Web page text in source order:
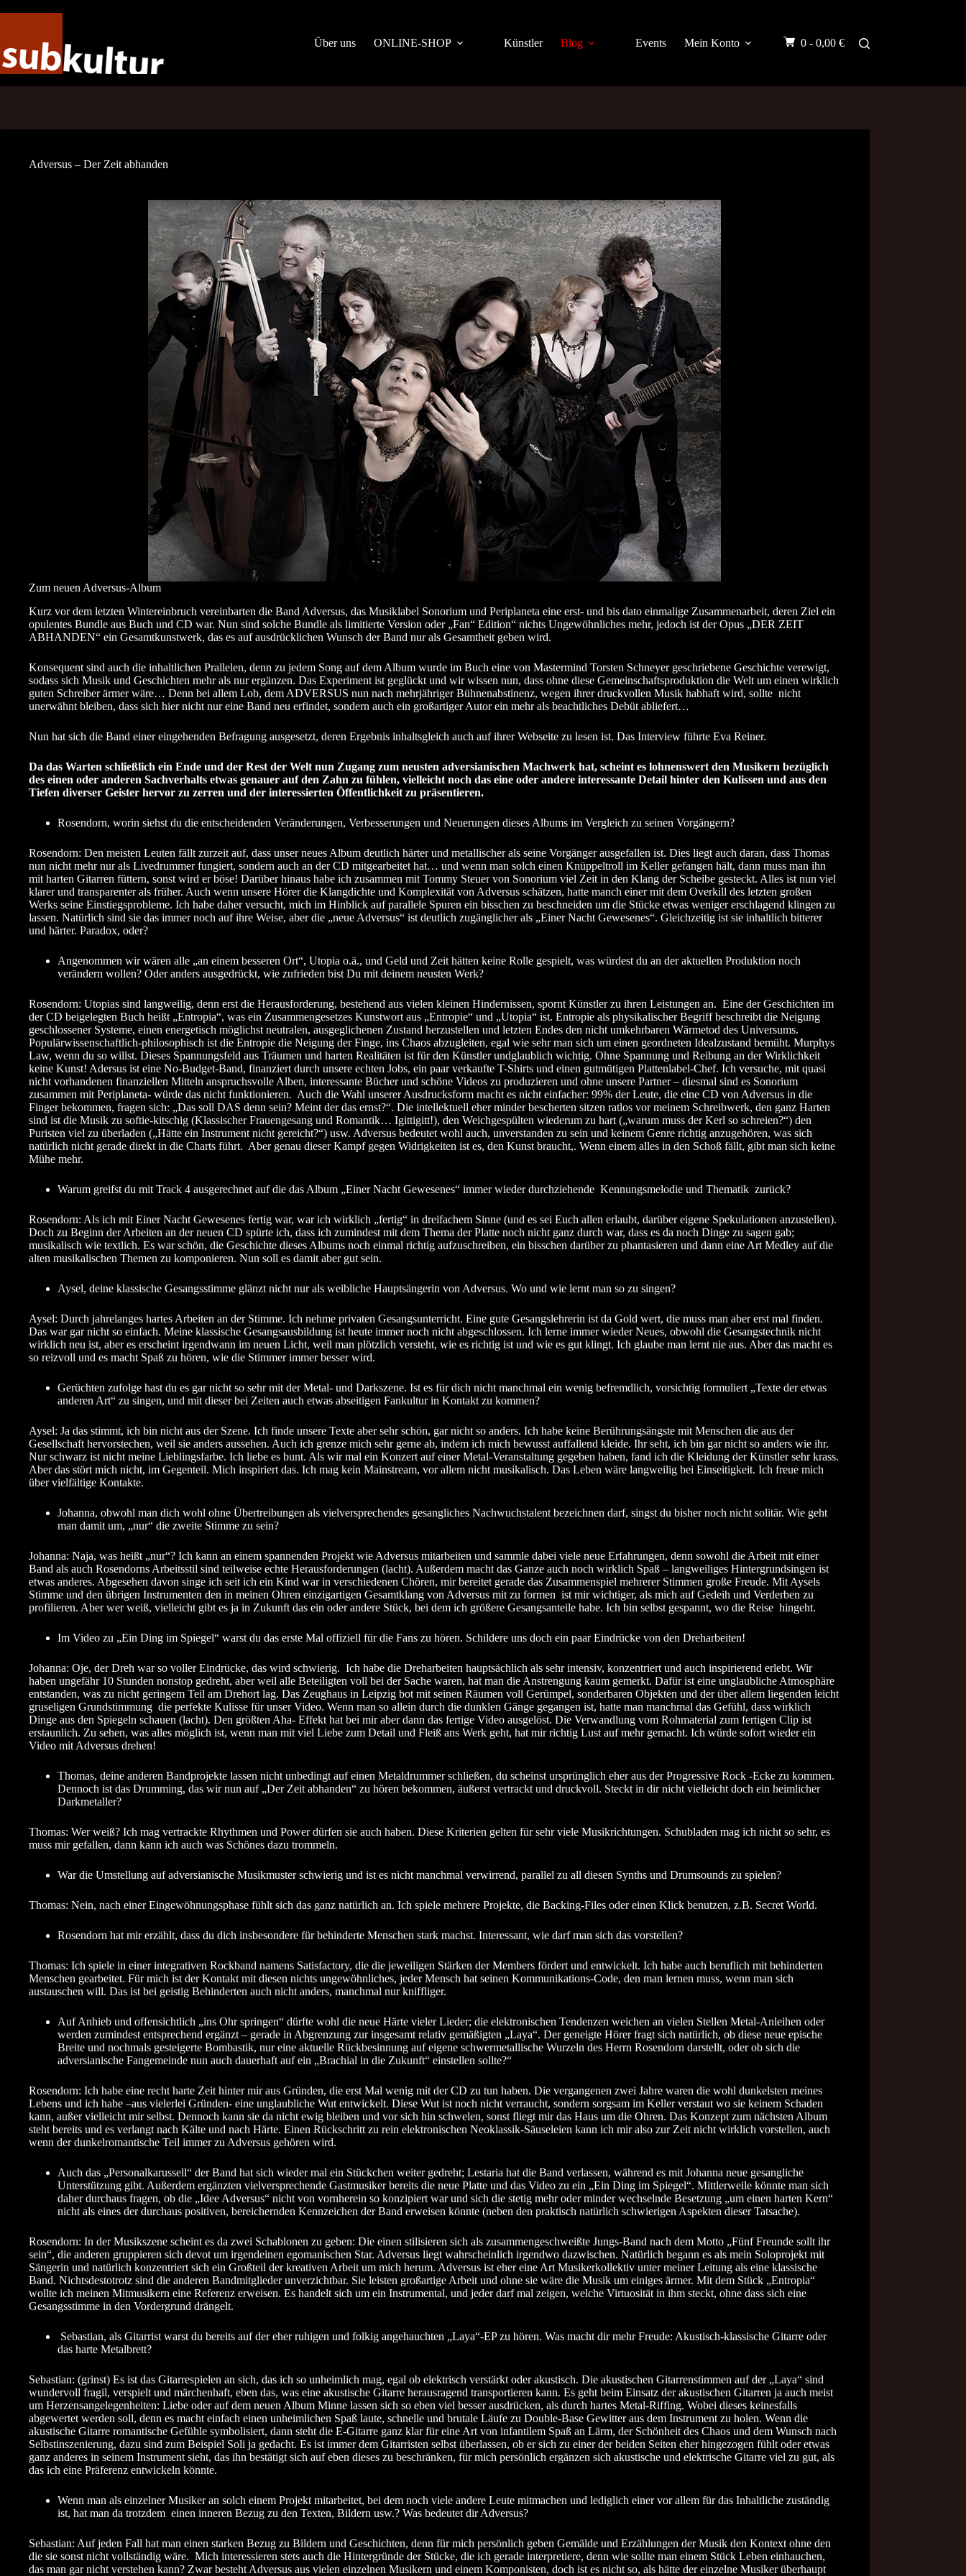
Über uns
ONLINE-SHOP Künstler Blog Events Mein Konto 0 - 0,00 €
Adversus – Der Zeit abhanden
Zum neuen Adversus-Album
Kurz vor dem letzten Wintereinbruch vereinbarten die Band Adversus, das Musiklabel Sonorium und Periplaneta eine erst- und bis dato einmalige Zusammenarbeit, deren Ziel ein
opulentes Bundle aus Buch und CD war. Nun sind solche Bundle als limitierte Version oder „Fan“ Edition“ nichts Ungewöhnliches mehr, jedoch ist der Opus „DER ZEIT
ABHANDEN“ ein Gesamtkunstwerk, das es auf ausdrücklichen Wunsch der Band nur als Gesamtheit geben wird.
Konsequent sind auch die inhaltlichen Prallelen, denn zu jedem Song auf dem Album wurde im Buch eine von Mastermind Torsten Schneyer geschriebene Geschichte verewigt,
sodass sich Musik und Geschichten mehr als nur ergänzen. Das Experiment ist geglückt und wir wissen nun, dass ohne diese Gemeinschaftsproduktion die Welt um einen wirklich
guten Schreiber ärmer wäre… Denn bei allem Lob, dem ADVERSUS nun nach mehrjähriger Bühnenabstinenz, wegen ihrer druckvollen Musik habhaft wird, sollte nicht
unerwähnt bleiben, dass sich hier nicht nur eine Band neu erfindet, sondern auch ein großartiger Autor ein mehr als beachtliches Debüt abliefert…
Nun hat sich die Band einer eingehenden Befragung ausgesetzt, deren Ergebnis inhaltsgleich auch auf ihrer Webseite zu lesen ist. Das Interview führte Eva Reiner.
Da das Warten schließlich ein Ende und der Rest der Welt nun Zugang zum neusten adversianischen Machwerk hat, scheint es lohnenswert den Musikern bezüglich
des einen oder anderen Sachverhalts etwas genauer auf den Zahn zu fühlen, vielleicht noch das eine oder andere interessante Detail hinter den Kulissen und aus den
Tiefen diverser Geister hervor zu zerren und der interessierten Öffentlichkeit zu präsentieren.
Rosendorn, worin siehst du die entscheidenden Veränderungen, Verbesserungen und Neuerungen dieses Albums im Vergleich zu seinen Vorgängern?
Rosendorn: Den meisten Leuten fällt zurzeit auf, dass unser neues Album deutlich härter und metallischer als seine Vorgänger ausgefallen ist. Dies liegt auch daran, dass Thomas
nun nicht mehr nur als Livedrummer fungiert, sondern auch an der CD mitgearbeitet hat… und wenn man solch einen Knüppeltroll im Keller gefangen hält, dann muss man ihn
mit harten Gitarren füttern, sonst wird er böse! Darüber hinaus habe ich zusammen mit Tommy Steuer von Sonorium viel Zeit in den Klang der Scheibe gesteckt. Alles ist nun viel
klarer und transparenter als früher. Auch wenn unsere Hörer die Klangdichte und Komplexität von Adversus schätzen, hatte manch einer mit dem Overkill des letzten großen
Werks seine Einstiegsprobleme. Ich habe daher versucht, mich im Hinblick auf parallele Spuren ein bisschen zu beschneiden um die Stücke etwas weniger erschlagend klingen zu
lassen. Natürlich sind sie das immer noch auf ihre Weise, aber die „neue Adversus“ ist deutlich zugänglicher als „Einer Nacht Gewesenes“. Gleichzeitig ist sie inhaltlich bitterer
und härter. Paradox, oder?
Angenommen wir wären alle „an einem besseren Ort“, Utopia o.ä., und Geld und Zeit hätten keine Rolle gespielt, was würdest du an der aktuellen Produktion noch
verändern wollen? Oder anders ausgedrückt, wie zufrieden bist Du mit deinem neusten Werk?
Rosendorn: Utopias sind langweilig, denn erst die Herausforderung, bestehend aus vielen kleinen Hindernissen, spornt Künstler zu ihren Leistungen an. Eine der Geschichten im
der CD beigelegten Buch heißt „Entropia“, was ein Zusammengesetzes Kunstwort aus „Entropie“ und „Utopia“ ist. Entropie als physikalischer Begriff beschreibt die Neigung
geschlossener Systeme, einen energetisch möglichst neutralen, ausgeglichenen Zustand herzustellen und letzten Endes den nicht umkehrbaren Wärmetod des Universums.
Populärwissenschaftlich-philosophisch ist die Entropie die Neigung der Finge, ins Chaos abzugleiten, egal wie sehr man sich um einen geordneten Idealzustand bemüht. Murphys
Law, wenn du so willst. Dieses Spannungsfeld aus Träumen und harten Realitäten ist für den Künstler undglaublich wichtig. Ohne Spannung und Reibung an der Wirklichkeit
keine Kunst! Adersus ist eine No-Budget-Band, finanziert durch unsere echten Jobs, ein paar verkaufte T-Shirts und einen gutmütigen Plattenlabel-Chef. Ich versuche, mit quasi
nicht vorhandenen finanziellen Mitteln anspruchsvolle Alben, interessante Bücher und schöne Videos zu produzieren und ohne unsere Partner – diesmal sind es Sonorium
zusammen mit Periplaneta- würde das nicht funktionieren. Auch die Wahl unserer Ausdrucksform macht es nicht einfacher: 99% der Leute, die eine CD von Adversus in die
Finger bekommen, fragen sich: „Das soll DAS denn sein? Meint der das ernst?“. Die intellektuell eher minder bescherten sitzen ratlos vor meinem Schreibwerk, den ganz Harten
sind ist die Musik zu softie-kitschig (Klassischer Frauengesang und Romantik… Igittigitt!), den Weichgespülten wiederum zu hart („warum muss der Kerl so schreien?“) den
Puristen viel zu überladen („Hätte ein Instrument nicht gereicht?“) usw. Adversus bedeutet wohl auch, unverstanden zu sein und keinem Genre richtig anzugehören, was sich
natürlich nicht gerade direkt in die Charts führt. Aber genau dieser Kampf gegen Widrigkeiten ist es, den Kunst braucht,. Wenn einem alles in den Schoß fällt, gibt man sich keine
Mühe mehr.
Warum greifst du mit Track 4 ausgerechnet auf die das Album „Einer Nacht Gewesenes“ immer wieder durchziehende Kennungsmelodie und Thematik zurück?
Rosendorn: Als ich mit Einer Nacht Gewesenes fertig war, war ich wirklich „fertig“ in dreifachem Sinne (und es sei Euch allen erlaubt, darüber eigene Spekulationen anzustellen).
Doch zu Beginn der Arbeiten an der neuen CD spürte ich, dass ich zumindest mit dem Thema der Platte noch nicht ganz durch war, dass es da noch Dinge zu sagen gab;
musikalisch wie textlich. Es war schön, die Geschichte dieses Albums noch einmal richtig aufzuschreiben, ein bisschen darüber zu phantasieren und dann eine Art Medley auf die
alten musikalischen Themen zu komponieren. Nun soll es damit aber gut sein.
Aysel, deine klassische Gesangsstimme glänzt nicht nur als weibliche Hauptsängerin von Adversus. Wo und wie lernt man so zu singen?
Aysel: Durch jahrelanges hartes Arbeiten an der Stimme. Ich nehme privaten Gesangsunterricht. Eine gute Gesangslehrerin ist da Gold wert, die muss man aber erst mal finden.
Das war gar nicht so einfach. Meine klassische Gesangsausbildung ist heute immer noch nicht abgeschlossen. Ich lerne immer wieder Neues, obwohl die Gesangstechnik nicht
wirklich neu ist, aber es erscheint irgendwann im neuen Licht, weil man plötzlich versteht, wie es richtig ist und wie es gut klingt. Ich glaube man lernt nie aus. Aber das macht es
so reizvoll und es macht Spaß zu hören, wie die Stimmer immer besser wird.
Gerüchten zufolge hast du es gar nicht so sehr mit der Metal- und Darkszene. Ist es für dich nicht manchmal ein wenig befremdlich, vorsichtig formuliert „Texte der etwas
anderen Art“ zu singen, und mit dieser bei Zeiten auch etwas abseitigen Fankultur in Kontakt zu kommen?
Aysel: Ja das stimmt, ich bin nicht aus der Szene. Ich finde unsere Texte aber sehr schön, gar nicht so anders. Ich habe keine Berührungsängste mit Menschen die aus der
Gesellschaft hervorstechen, weil sie anders aussehen. Auch ich grenze mich sehr gerne ab, indem ich mich bewusst auffallend kleide. Ihr seht, ich bin gar nicht so anders wie ihr.
Nur schwarz ist nicht meine Lieblingsfarbe. Ich liebe es bunt. Als wir mal ein Konzert auf einer Metal-Veranstaltung gegeben haben, fand ich die Kleidung der Künstler sehr krass.
Aber das stört mich nicht, im Gegenteil. Mich inspiriert das. Ich mag kein Mainstream, vor allem nicht musikalisch. Das Leben wäre langweilig bei Einseitigkeit. Ich freue mich
über vielfältige Kontakte.
Johanna, obwohl man dich wohl ohne Übertreibungen als vielversprechendes gesangliches Nachwuchstalent bezeichnen darf, singst du bisher noch nicht solitär. Wie geht
man damit um, „nur“ die zweite Stimme zu sein?
Johanna: Naja, was heißt „nur“? Ich kann an einem spannenden Projekt wie Adversus mitarbeiten und sammle dabei viele neue Erfahrungen, denn sowohl die Arbeit mit einer
Band als auch Rosendorns Arbeitsstil sind teilweise echte Herausforderungen (lacht). Außerdem macht das Ganze auch noch wirklich Spaß – langweiliges Hintergrundsingen ist
etwas anderes. Abgesehen davon singe ich seit ich ein Kind war in verschiedenen Chören, mir bereitet gerade das Zusammenspiel mehrerer Stimmen große Freude. Mit Aysels
Stimme und den übrigen Instrumenten den in meinen Ohren einzigartigen Gesamtklang von Adversus mit zu formen ist mir wichtiger, als mich auf Gedeih und Verderben zu
profilieren. Aber wer weiß, vielleicht gibt es ja in Zukunft das ein oder andere Stück, bei dem ich größere Gesangsanteile habe. Ich bin selbst gespannt, wo die Reise hingeht.
Im Video zu „Ein Ding im Spiegel“ warst du das erste Mal offiziell für die Fans zu hören. Schildere uns doch ein paar Eindrücke von den Dreharbeiten!
Johanna: Oje, der Dreh war so voller Eindrücke, das wird schwierig. Ich habe die Dreharbeiten hauptsächlich als sehr intensiv, konzentriert und auch inspirierend erlebt. Wir
haben ungefähr 10 Stunden nonstop gedreht, aber weil alle Beteiligten voll bei der Sache waren, hat man die Anstrengung kaum gemerkt. Dafür ist eine unglaubliche Atmosphäre
entstanden, was zu nicht geringem Teil am Drehort lag. Das Zeughaus in Leipzig bot mit seinen Räumen voll Gerümpel, sonderbaren Objekten und der über allem liegenden leicht
gruseligen Grundstimmung die perfekte Kulisse für unser Video. Wenn man so allein durch die dunklen Gänge gegangen ist, hatte man manchmal das Gefühl, dass wirklich
Dinge aus den Spiegeln schauen (lacht). Den größten Aha- Effekt hat bei mir aber dann das fertige Video ausgelöst. Die Verwandlung vom Rohmaterial zum fertigen Clip ist
erstaunlich. Zu sehen, was alles möglich ist, wenn man mit viel Liebe zum Detail und Fleiß ans Werk geht, hat mir richtig Lust auf mehr gemacht. Ich würde sofort wieder ein
Video mit Adversus drehen!
Thomas, deine anderen Bandprojekte lassen nicht unbedingt auf einen Metaldrummer schließen, du scheinst ursprünglich eher aus der Progressive Rock -Ecke zu kommen.
Dennoch ist das Drumming, das wir nun auf „Der Zeit abhanden“ zu hören bekommen, äußerst vertrackt und druckvoll. Steckt in dir nicht vielleicht doch ein heimlicher
Darkmetaller?
Thomas: Wer weiß? Ich mag vertrackte Rhythmen und Power dürfen sie auch haben. Diese Kriterien gelten für sehr viele Musikrichtungen. Schubladen mag ich nicht so sehr, es
muss mir gefallen, dann kann ich auch was Schönes dazu trommeln.
War die Umstellung auf adversianische Musikmuster schwierig und ist es nicht manchmal verwirrend, parallel zu all diesen Synths und Drumsounds zu spielen?
Thomas: Nein, nach einer Eingewöhnungsphase fühlt sich das ganz natürlich an. Ich spiele mehrere Projekte, die Backing-Files oder einen Klick benutzen, z.B. Secret World.
Rosendorn hat mir erzählt, dass du dich insbesondere für behinderte Menschen stark machst. Interessant, wie darf man sich das vorstellen?
Thomas: Ich spiele in einer integrativen Rockband namens Satisfactory, die die jeweiligen Stärken der Members fördert und entwickelt. Ich habe auch beruflich mit behinderten
Menschen gearbeitet. Für mich ist der Kontakt mit diesen nichts ungewöhnliches, jeder Mensch hat seinen Kommunikations-Code, den man lernen muss, wenn man sich
austauschen will. Das ist bei geistig Behinderten auch nicht anders, manchmal nur kniffliger.
Auf Anhieb und offensichtlich „ins Ohr springen“ dürfte wohl die neue Härte vieler Lieder; die elektronischen Tendenzen weichen an vielen Stellen Metal-Anleihen oder
werden zumindest entsprechend ergänzt – gerade in Abgrenzung zur insgesamt relativ gemäßigten „Laya“. Der geneigte Hörer fragt sich natürlich, ob diese neue epische
Breite und nochmals gesteigerte Bombastik, nur eine aktuelle Rückbesinnung auf eigene schwermetallische Wurzeln des Herrn Rosendorn darstellt, oder ob sich die
adversianische Fangemeinde nun auch dauerhaft auf ein „Brachial in die Zukunft“ einstellen sollte?“
Rosendorn: Ich habe eine recht harte Zeit hinter mir aus Gründen, die erst Mal wenig mit der CD zu tun haben. Die vergangenen zwei Jahre waren die wohl dunkelsten meines
Lebens und ich habe –aus vielerlei Gründen- eine unglaubliche Wut entwickelt. Diese Wut ist noch nicht verraucht, sondern sorgsam im Keller verstaut wo sie keinem Schaden
kann, außer vielleicht mir selbst. Dennoch kann sie da nicht ewig bleiben und vor sich hin schwelen, sonst fliegt mir das Haus um die Ohren. Das Konzept zum nächsten Album
steht bereits und es verlangt nach Kälte und nach Härte. Einen Rückschritt zu rein elektronischen Neoklassik-Säuseleien kann ich mir also zur Zeit nicht wirklich vorstellen, auch
wenn der dunkelromantische Teil immer zu Adversus gehören wird.
Auch das „Personalkarussell“ der Band hat sich wieder mal ein Stückchen weiter gedreht; Lestaria hat die Band verlassen, während es mit Johanna neue gesangliche
Unterstützung gibt. Außerdem ergänzten vielversprechende Gastmusiker bereits die neue Platte und das Video zu ein „Ein Ding im Spiegel“. Mittlerweile könnte man sich
daher durchaus fragen, ob die „Idee Adversus“ nicht von vornherein so konzipiert war und sich die stetig mehr oder minder wechselnde Besetzung „um einen harten Kern“
nicht als eines der durchaus positiven, bereichernden Kennzeichen der Band erweisen könnte (neben den praktisch natürlich schwierigen Aspekten dieser Tatsache).
Rosendorn: In der Musikszene scheint es da zwei Schablonen zu geben: Die einen stilisieren sich als zusammengeschweißte Jungs-Band nach dem Motto „Fünf Freunde sollt ihr
sein“, die anderen gruppieren sich devot um irgendeinen egomanischen Star. Adversus liegt wahrscheinlich irgendwo dazwischen. Natürlich begann es als mein Soloprojekt mit
Sängerin und natürlich konzentriert sich ein Großteil der kreativen Arbeit um mich herum. Adversus ist eher eine Art Musikerkollektiv unter meiner Leitung als eine klassische
Band. Nichtsdestotrotz sind die anderen Bandmitglieder unverzichtbar. Sie leisten großartige Arbeit und ohne sie wäre die Musik um einiges ärmer. Mit dem Stück „Entropia“
wollte ich meinen Mitmusikern eine Referenz erweisen. Es handelt sich um ein Instrumental, und jeder darf mal zeigen, welche Virtuosität in ihm steckt, ohne dass sich eine
Gesangsstimme in den Vordergrund drängelt.
Sebastian, als Gitarrist warst du bereits auf der eher ruhigen und folkig angehauchten „Laya“-EP zu hören. Was macht dir mehr Freude: Akustisch-klassische Gitarre oder
das harte Metalbrett?
Sebastian: (grinst) Es ist das Gitarrespielen an sich, das ich so unheimlich mag, egal ob elektrisch verstärkt oder akustisch. Die akustischen Gitarrenstimmen auf der „Laya“ sind
wundervoll fragil, verspielt und märchenhaft, eben das, was eine akustische Gitarre herausragend transportieren kann. Es geht beim Einsatz der akustischen Gitarren ja auch meist
um Herzensangelegenheiten: Liebe oder auf dem neuen Album Minne lassen sich so eben viel besser ausdrücken, als durch hartes Metal-Riffing. Wobei dieses keinesfalls
abgewertet werden soll, denn es macht einfach einen unheimlichen Spaß laute, schnelle und brutale Läufe zu Double-Base Gewitter aus dem Instrument zu holen. Wenn die
akustische Gitarre romantische Gefühle symbolisiert, dann steht die E-Gitarre ganz klar für eine Art von infantilem Spaß an Lärm, der Schönheit des Chaos und dem Wunsch nach
Selbstinszenierung, dazu sind zum Beispiel Soli ja gedacht. Es ist immer dem Gitarristen selbst überlassen, ob er sich zu einer der beiden Seiten eher hingezogen fühlt oder etwas
ganz anderes in seinem Instrument sieht, das ihn bestätigt sich auf eben dieses zu beschränken, für mich persönlich ergänzen sich akustische und elektrische Gitarre viel zu gut, als
das ich eine Präferenz entwickeln könnte.
Wenn man als einzelner Musiker an solch einem Projekt mitarbeitet, bei dem noch viele andere Leute mitmachen und lediglich einer vor allem für das Inhaltliche zuständig
ist, hat man da trotzdem einen inneren Bezug zu den Texten, Bildern usw.? Was bedeutet dir Adversus?
Sebastian: Auf jeden Fall hat man einen starken Bezug zu Bildern und Geschichten, denn für mich persönlich geben Gemälde und Erzählungen der Musik den Kontext ohne den
die sie sonst nicht vollständig wäre. Mich interessieren stets auch die Hintergründe der Stücke, die ich gerade interpretiere, denn wie sollte man einem Stück Leben einhauchen,
das man gar nicht verstehen kann? Zwar besteht Adversus aus vielen einzelnen Musikern und einem Komponisten, doch ist es nicht so, als hätte der einzelne Musiker überhaupt